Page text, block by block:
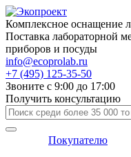
Комплексное оснащение
Поставка лабораторной
приборов и посуды
info@ecoprolab.ru
+7 (495) 125-35-50
Звоните с 9:00 до 17:00
Получить консультацию
Покупателю